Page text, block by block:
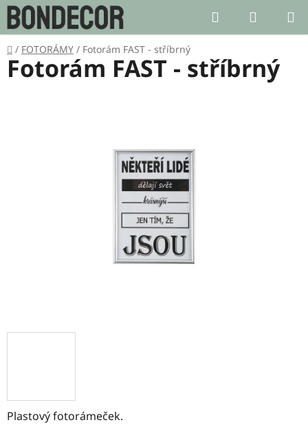
Přejít
na
obsah
Hledat
KOŠÍK
Domů
/ FOTORÁMY / Fotorám FAST - stříbrný
Plastový fotorámeček.
Fotorám FAST - stříbrný